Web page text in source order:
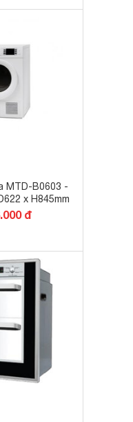
MTD-B0603 -
x H845mm
đ